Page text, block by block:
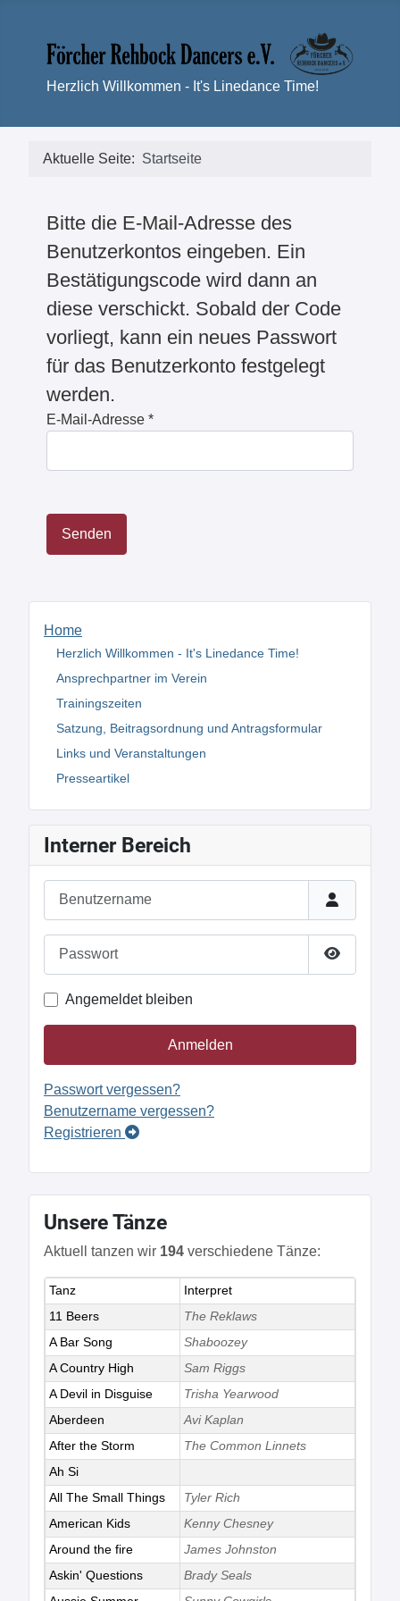
Herzlich Willkommen - It's Linedance Time!
Aktuelle Seite: Startseite
Bitte die E-Mail-Adresse des
Benutzerkontos eingeben. Ein
Bestätigungscode wird dann an
diese verschickt. Sobald der Code
vorliegt, kann ein neues Passwort
für das Benutzerkonto festgelegt
werden.
E-Mail-Adresse *
Senden
Home
Herzlich Willkommen - It's Linedance Time!
Ansprechpartner im Verein
Trainingszeiten
Satzung, Beitragsordnung und Antragsformular
Links und Veranstaltungen
Presseartikel
Interner Bereich
Passwort
Angemeldet bleiben
Anmelden
Passwort vergessen?
Benutzername vergessen?
Registrieren
Unsere Tänze
Aktuell tanzen wir 194 verschiedene Tänze:
Tanz
Interpret
11 Beers
The Reklaws
A Bar Song
Shaboozey
A Country High
Sam Riggs
A Devil in Disguise
Trisha Yearwood
Aberdeen
Avi Kaplan
After the Storm
The Common Linnets
Ah Si
All The Small Things
Tyler Rich
American Kids
Kenny Chesney
Around the fire
James Johnston
Askin' Questions
Brady Seals